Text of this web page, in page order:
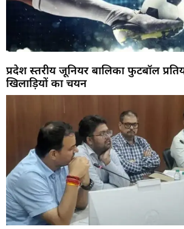
प्रदेश स्तरीय जूनियर बालिका फुटबॉल
खिलाड़ियों का चयन